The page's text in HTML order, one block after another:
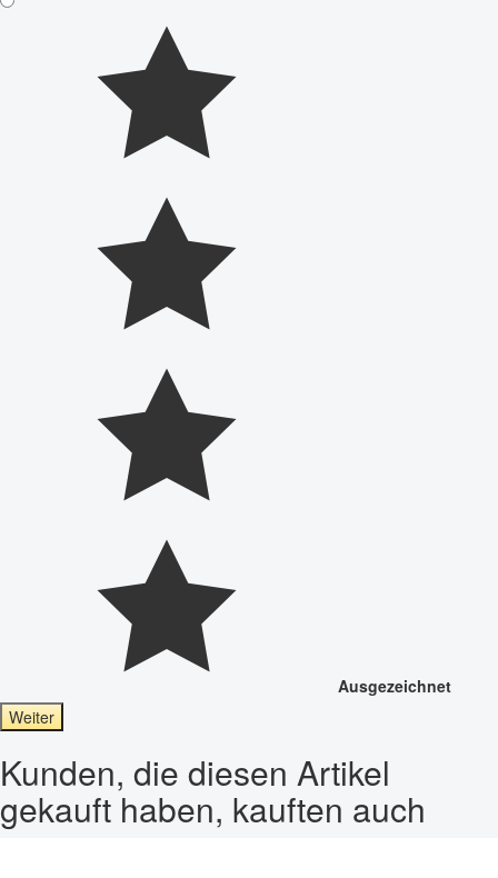
Ausgezeichnet
Weiter
Kunden, die diesen Artikel
gekauft haben, kauften auch